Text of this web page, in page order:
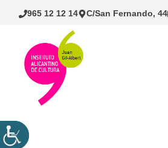
Saltar
965 12 12 14 C/San Fernando, 44